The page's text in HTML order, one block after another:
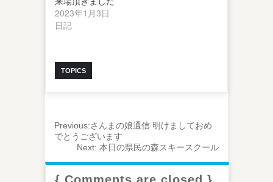
2023年1月3日
日記
TOPICS
Previous:さんまの娘通信 明けましておめ
でとうございます
Next: 本日の県民の森スキースクール